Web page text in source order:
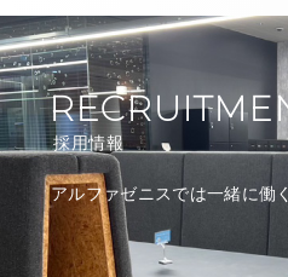
採用情報
アルファゼニスでは一緒に働